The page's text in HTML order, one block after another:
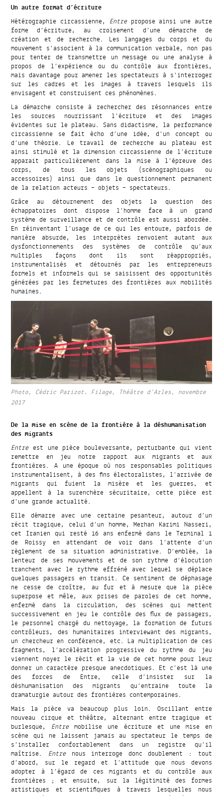
Un autre format d’écriture
Hétérographie circassienne, Entre propose ainsi une autre
forme d’écriture, au croisement d’une démarche de
création et de recherche. Les langages du corps et du
mouvement s’associent à la communication verbale, non pas
pour tenter de transmettre un message ou une analyse à
propos de l’expérience ou du contrôle aux frontières,
mais davantage pour amener les spectateurs à s’interroger
sur les cadres et les images à travers lesquels ils
envisagent et construisent ces phénomènes.
La démarche consiste à rechercher des résonnances entre
les sources nourrissant l’écriture et des images
évidentes sur le plateau. Sans didactisme, la performance
circassienne se fait écho d’une idée, d’un concept ou
d’une théorie. Le travail de recherche au plateau est
ainsi stimulé et la dimension circassienne de l’écriture
apparait particulièrement dans la mise à l’épreuve des
corps, de tous les objets (scénographiques ou
accessoires) ainsi que dans le questionnement permanent
de la relation acteurs – objets – spectateurs.
Grâce au détournement des objets la question des
échappatoires dont dispose l’homme face à un grand
système de surveillance et de contrôle est aussi abordée.
En réinventant l’usage de ce qui les entoure, parfois de
manière absurde, les interprètes renvoient autant aux
dysfonctionnements des systèmes de contrôle qu’aux
multiples façons dont ils sont réappropriés,
instrumentalisés et détournés par les entrepreneurs
formels et informels qui se saisissent des opportunités
générées par les fermetures des frontières aux mobilités
humaines.
Photo, Cédric Parizot. Filage, Théâtre d’Arles, novembre
2017
De la mise en scène de la frontière à la déshumanisation
des migrants
Entre est une pièce bouleversante, perturbante qui vient
remettre en jeu notre rapport aux migrants et aux
frontières. A une époque où nos responsables politiques
instrumentalisent, à des fins électoralistes, l’arrivée de
migrants qui fuient la misère et les guerres, et
appellent à la surenchère sécuritaire, cette pièce est
d’une grande actualité.
Elle démarre avec une certaine pesanteur, autour d’un
récit tragique, celui d’un homme, Merhan Karimi Nasseri,
cet Iranien qui resté 16 ans enfermé dans le Terminal 1
de Roissy en attendant de voir dans l’attente d’un
règlement de sa situation administrative. D’emblée, la
lenteur de ses mouvements et de son rythme d’élocution
tranchent avec le rythme effréné avec lequel se déplace
quelques passagers en transit. Ce sentiment de déphasage
ne cesse de croître, au fur et à mesure que la pièce
superpose et mêle, aux prises de paroles de cet homme,
enfermé dans la circulation, des scènes qui mettent
successivement en jeu le contrôle des flux de passagers,
le personnel chargé du nettoyage, la formation de futurs
contrôleurs, des humanitaires interviewant des migrants,
un chercheur en conférence, etc. La multiplication de ces
fragments, l’accélération progressive du rythme du jeu
viennent noyer le récit et la vie de cet homme pour leur
donner un caractère presque anecdotiques. Et c’est là une
des forces de Entre, celle d’insister sur la
déshumanisation des migrants qu’entraine toute la
dramaturgie autour des frontières contemporaines.
Mais la pièce va beaucoup plus loin. Oscillant entre
nouveau cirque et théâtre, alternant entre tragique et
burlesque, Entremobilise une écriture et une mise en
scène qui ne laissent jamais au spectateur le temps de
s’installer confortablement dans un registre qu’il
maîtrise. Entre nous interroge donc doublement : tout
d’abord, sur le regard et l’attitude que nous devons
adopter à l’égard de ces migrants et du contrôle aux
frontières ; et ensuite, sur la légitimité des formes
artistiques et scientifiques à travers lesquelles nous